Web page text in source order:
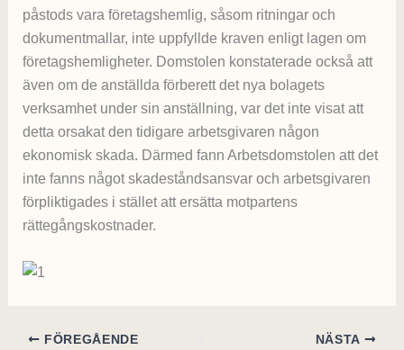
påstods vara företagshemlig, såsom ritningar och
dokumentmallar, inte uppfyllde kraven enligt lagen om
företagshemligheter. Domstolen konstaterade också att
även om de anställda förberett det nya bolagets
verksamhet under sin anställning, var det inte visat att
detta orsakat den tidigare arbetsgivaren någon
ekonomisk skada. Därmed fann Arbetsdomstolen att det
inte fanns något skadeståndsansvar och arbetsgivaren
förpliktigades i stället att ersätta motpartens
rättegångskostnader.
FÖREGÅENDE NÄSTA